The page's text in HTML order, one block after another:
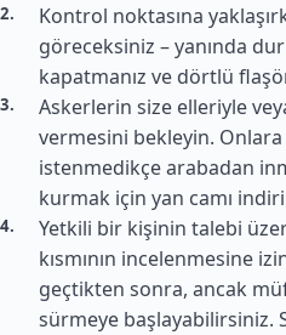
Kontrol noktasına
göreceksiniz – yanında
kapatmanız ve dörtlü
Askerlerin size elleriyle
vermesini bekleyin. Onlara
istenmedikçe arabadan
kurmak için yan camı
Yetkili bir kişinin talebi
kısmının incelenmesine
geçtikten sonra, ancak
sürmeye başlayabilirsiniz.